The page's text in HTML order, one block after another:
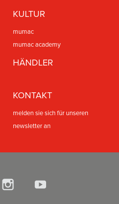
KULTUR
mumac
mumac academy
HÄNDLER
KONTAKT
melden sie sich für unseren
newsletter an